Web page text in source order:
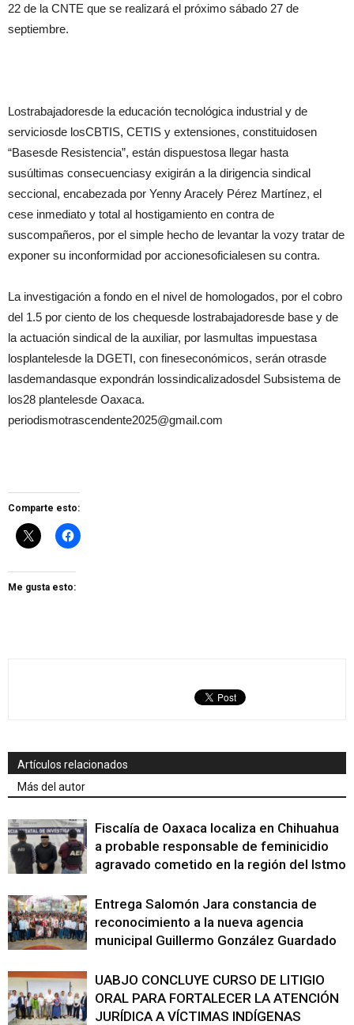
22 de la CNTE que se realizará el próximo sábado 27 de
septiembre.
Lostrabajadoresde la educación tecnológica industrial y de
serviciosde losCBTIS, CETIS y extensiones, constituidosen
“Basesde Resistencia”, están dispuestosa llegar hasta
susúltimas consecuenciasy exigirán a la dirigencia sindical
seccional, encabezada por Yenny Aracely Pérez Martínez, el
cese inmediato y total al hostigamiento en contra de
suscompañeros, por el simple hecho de levantar la vozy tratar de
exponer su inconformidad por accionesoficialesen su contra.
La investigación a fondo en el nivel de homologados, por el cobro
del 1.5 por ciento de los chequesde lostrabajadoresde base y de
la actuación sindical de la auxiliar, por lasmultas impuestasa
losplantelesde la DGETI, con fineseconómicos, serán otrasde
lasdemandasque expondrán lossindicalizadosdel Subsistema de
los28 plantelesde Oaxaca.
periodismotrascendente2025@gmail.com
Comparte esto:
Me gusta esto:
Artículos relacionados
Más del autor
Fiscalía de Oaxaca localiza en Chihuahua
a probable responsable de feminicidio
agravado cometido en la región del Istmo
Entrega Salomón Jara constancia de
reconocimiento a la nueva agencia
municipal Guillermo González Guardado
UABJO CONCLUYE CURSO DE LITIGIO
ORAL PARA FORTALECER LA ATENCIÓN
JURÍDICA A VÍCTIMAS INDÍGENAS